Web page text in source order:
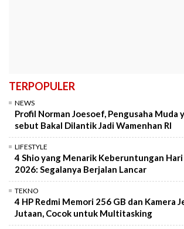
TERPOPULER
NEWS
Profil Norman Joesoef, Pengusaha Muda
sebut Bakal Dilantik Jadi Wamenhan RI
LIFESTYLE
4 Shio yang Menarik Keberuntungan
2026: Segalanya Berjalan Lancar
TEKNO
4 HP Redmi Memori 256 GB dan Kamera
Jutaan, Cocok untuk Multitasking